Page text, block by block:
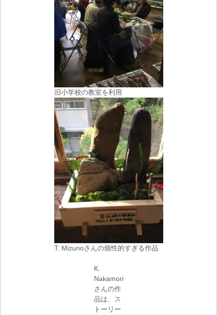
旧小学校の教室を利用
T. Mizunoさんの個性的すぎる作品
K.
Nakamori
さんの作
品は、ス
トーリー